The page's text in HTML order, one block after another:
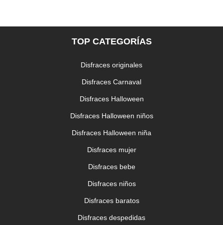
TOP CATEGORÍAS
Disfraces originales
Disfraces Carnaval
Disfraces Halloween
Disfraces Halloween niños
Disfraces Halloween niña
Disfraces mujer
Disfraces bebe
Disfraces niños
Disfraces baratos
Disfraces despedidas